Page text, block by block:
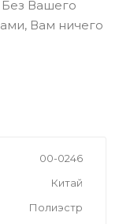
Без Вашего
Вам ничего
00-0246
Китай
Полиэстр